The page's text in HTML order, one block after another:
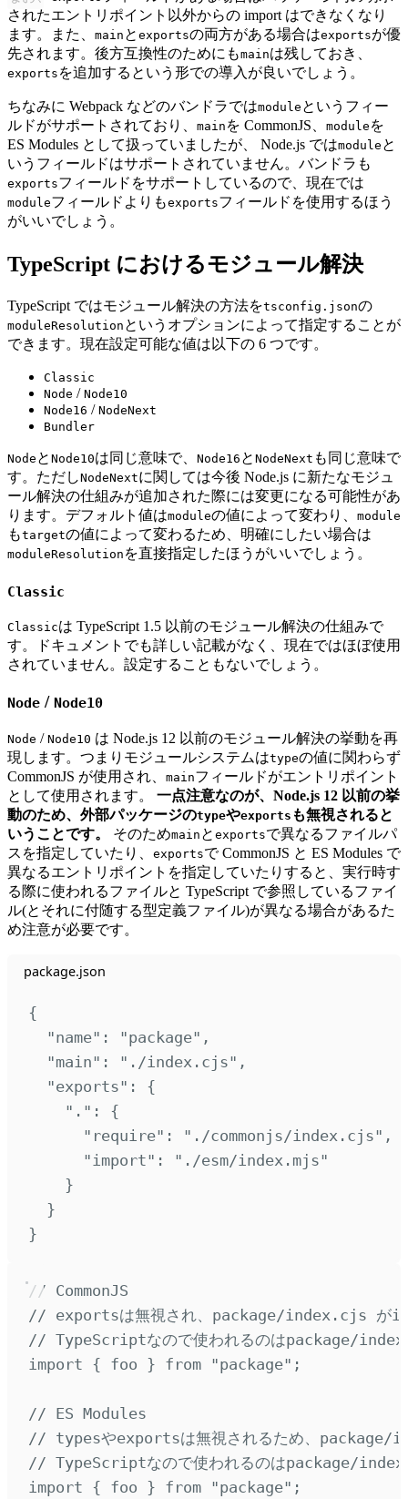
されたエントリポイント以外からの import はできなくなり
ます。また、 main と exportsの両方がある場合はexportsが優
先されます。後方互換性のためにもmainは残しておき、
exports を追加するという形での導入が良いでしょう。
ちなみに Webpack などのバンドラではmodule というフィー
ルドがサポートされており、 main を CommonJS、 module を
ES Modules として扱っていましたが、 Node.js ではmodule と
いうフィールドはサポートされていません。バンドラも
exportsフィールドをサポートしているので、現在では
moduleフィールドよりもexportsフィールドを使用するほう
がいいでしょう。
TypeScript におけるモジュール解決
TypeScript ではモジュール解決の方法をtsconfig.jsonの
moduleResolution というオプションによって指定することが
できます。現在設定可能な値は以下の 6 つです。
Classic
Node / Node10
Node16 / NodeNext
Bundler
Node と Node10は同じ意味で、 Node16 と NodeNext も同じ意味で
す。ただしNodeNextに関しては今後 Node.js に新たなモジュ
ール解決の仕組みが追加された際には変更になる可能性があ
ります。デフォルト値はmoduleの値によって変わり、 module
もtargetの値によって変わるため、明確にしたい場合は
moduleResolution を直接指定したほうがいいでしょう。
Classic
Classicは TypeScript 1.5 以前のモジュール解決の仕組みで
す。ドキュメントでも詳しい記載がなく、現在ではほぼ使用
されていません。設定することもないでしょう。
Node / Node10
Node / Node10 は Node.js 12 以前のモジュール解決の挙動を再
現します。つまりモジュールシステムはtypeの値に関わらず
CommonJS が使用され、 mainフィールドがエントリポイント
として使用されます。 一点注意なのが、Node.js 12 以前の挙
動のため、外部パッケージのtypeやexports も無視されると
いうことです。
そのためmain と exportsで異なるファイルパ
スを指定していたり、 exportsで CommonJS と ES Modules で
異なるエントリポイントを指定していたりすると、実行時す
る際に使われるファイルと TypeScript で参照しているファイ
ル(とそれに付随する型定義ファイル)が異なる場合があるた
め注意が必要です。
package.json
{
"name" : "package" ,
"main" : " ./index.cjs" ,
"exports" :
{
" . " :
{
" require" : " ./commonjs/index.cjs" ,
"import" : " ./esm/index.mjs"
}
}
}
// CommonJS
// exportsは無視され、package/index.cjs が
// TypeScriptなので使われるのはpackage/
import { foo } from "package" ;
// ES Modules
// typesやexportsは無視されるため、
// TypeScriptなので使われるのはpackage/
import { foo } from "package" ;